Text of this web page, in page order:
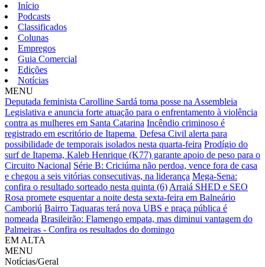
Início
Podcasts
Classificados
Colunas
Empregos
Guia Comercial
Edições
Notícias
MENU
Deputada feminista Carolline Sardá toma posse na Assembleia
Legislativa e anuncia forte atuação para o enfrentamento à violência
contra as mulheres em Santa Catarina Incêndio criminoso é
registrado em escritório de Itapema Defesa Civil alerta para
possibilidade de temporais isolados nesta quarta-feira Prodígio do
surf de Itapema, Kaleb Henrique (K77) garante apoio de peso para o
Circuito Nacional Série B: Criciúma não perdoa, vence fora de casa
e chegou a seis vitórias consecutivas, na liderança Mega-Sena:
confira o resultado sorteado nesta quinta (6) Arraiá SHED e SEO
Rosa promete esquentar a noite desta sexta-feira em Balneário
Camboriú Bairro Taquaras terá nova UBS e praça pública é
nomeada Brasileirão: Flamengo empata, mas diminui vantagem do
Palmeiras - Confira os resultados do domingo
EM ALTA
MENU
Notícias/Geral